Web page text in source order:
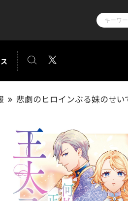
ライトノベル
文庫
ロサージュノベルス
オーバーラップノベルス
コミッククリエ
悲劇のヒロインぶる妹のせ